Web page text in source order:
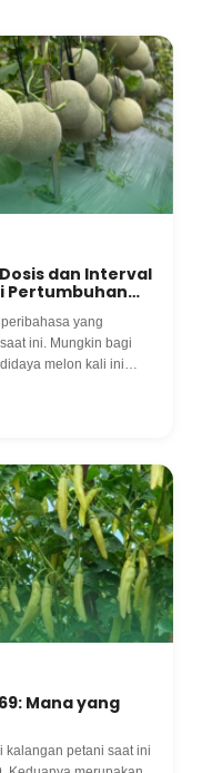
dan Interval
Pertumbuhan
yang
ini. Mungkin bagi
melon kali ini
Mana yang
kalangan petani saat ini